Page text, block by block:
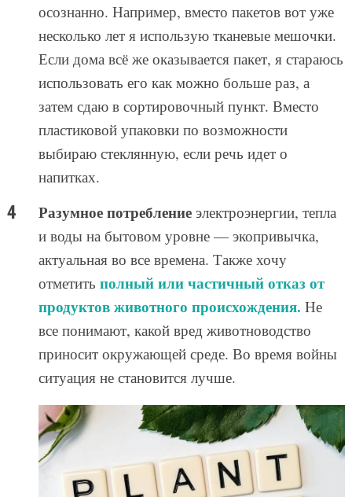
осознанно. Например, вместо пакетов вот уже
несколько лет я использую тканевые мешочки.
Если дома всё же оказывается пакет, я стараюсь
использовать его как можно больше раз, а
затем сдаю в сортировочный пункт. Вместо
пластиковой упаковки по возможности
выбираю стеклянную, если речь идет о
напитках.
Разумное потреблениеэлектроэнергии, тепла
и воды на бытовом уровне — экопривычка,
актуальная во все времена. Также хочу
отметить полный или частичный отказ от
продуктов животного происхождения. Не
все понимают, какой вред животноводство
приносит окружающей среде. Во время войны
ситуация не становится лучше.